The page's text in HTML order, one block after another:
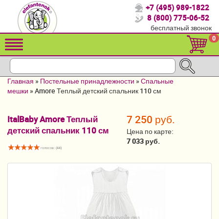
Спасибо, что выбрали нас!
Распродажа!
Детские коляски
Кроватки для новорожденных
Конверты, муфты
Детский транспорт
Постельные принадлежности
+7 (495) 989-1822
8 (800) 775-06-52
бесплатный звонок
0
Главная » Постельные принадлежности »Спальные
мешки »Amore Теплый детский спальник 110 см
ItalBaby Amore Теплый
детский спальник 110 см
голосов: (44)
7 250 руб.
Цена по карте:
7 033 руб.